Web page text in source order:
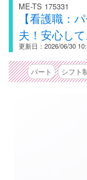
ME-TS 175331
【看護職：
夫！安心し
更新日：2026/06/30
パート シフト